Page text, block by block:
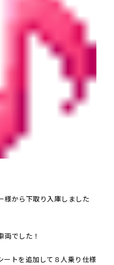
様から下取り入庫しました
両でした！
ートを追加して８人乗り仕様